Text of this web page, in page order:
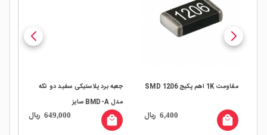
مقاومت 1K اهم پکیج SMD 1206
6,400 ریال local_mall
جعبه برد پلاستیکی سفید دو تکه
مدل BMD-A سایز
95x55x23mm
649,000 ریال local_mall